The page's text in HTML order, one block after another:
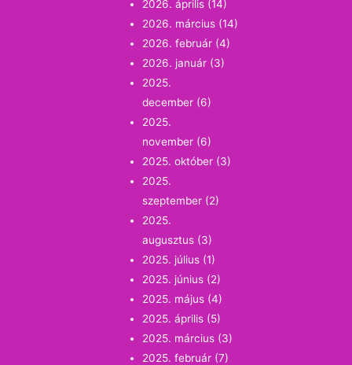
2026. április (14)
2026. március (14)
2026. február (4)
2026. január (3)
2025.
december (6)
2025.
november (6)
2025. október (3)
2025.
szeptember (2)
2025.
augusztus (3)
2025. július (1)
2025. június (2)
2025. május (4)
2025. április (5)
2025. március (3)
2025. február (7)